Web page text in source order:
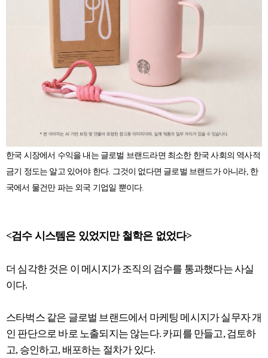
한국 시장에서 수익을 내는 글로벌 브랜드라면 최소한 한국 사회의 역사적
금기 정도는 알고 있어야 한다. 그것이 없다면 글로벌 브랜드가 아니라, 한
국에서 물건만 파는 외국 기업일 뿐이다.
<검수 시스템은 있었지만 철학은 없었다>
더 심각한 것은 이 메시지가 조직의 검수를 통과했다는 사실
이다.
스타벅스 같은 글로벌 브랜드에서 마케팅 메시지가 실무자 개
인 판단으로 바로 노출되지는 않는다. 카피를 만들고, 검토하
고, 승인하고, 배포하는 절차가 있다.